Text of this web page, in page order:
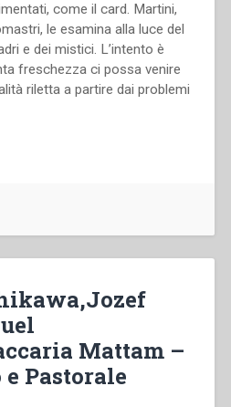
come il card. Martini,
le esamina alla luce del
e dei mistici. L’intento è
freschezza ci possa venire
riletta a partire dai problemi
Mattam –
Pastorale